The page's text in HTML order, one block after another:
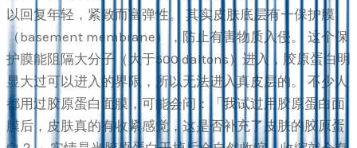
以回复年轻，紧致而富弹性。 其实皮肤底层有一保护膜
（basement membrane），防止有害物质入侵。 这个保
护膜能阻隔大分子（大于500 daltons）进入，胶原蛋白明
显大过可以进入的界限，所以无法进入真皮层的。 不少人
都用过胶原蛋白面膜，可能会问：「我试过用胶原蛋白面
膜后，皮肤真的有收紧感觉，这是否补充了皮肤的胶原蛋